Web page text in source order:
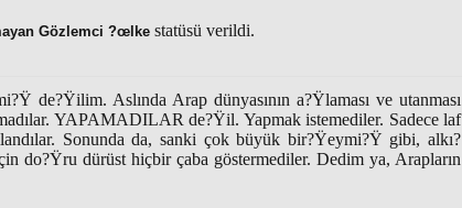
Gözlemci ?œlke statüsü verildi.
de?Ÿilim. Aslında Arap dünyasının a?Ÿlaması ve utanması
YAPAMADILAR de?Ÿil. Yapmak istemediler. Sadece laf
Sonunda da, sanki çok büyük bir?Ÿeymi?Ÿ gibi, alkı?
do?Ÿru dürüst hiçbir çaba göstermediler. Dedim ya, Arapların